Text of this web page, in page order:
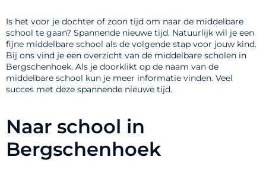
Is het voor je dochter of zoon tijd om naar de middelbare
school te gaan? Spannende nieuwe tijd. Natuurlijk wil je een
fijne middelbare school als de volgende stap voor jouw kind.
Bij ons vind je een overzicht van de middelbare scholen in
Bergschenhoek. Als je doorklikt op de naam van de
middelbare school kun je meer informatie vinden. Veel
succes met deze spannende nieuwe tijd.
Naar school in
Bergschenhoek